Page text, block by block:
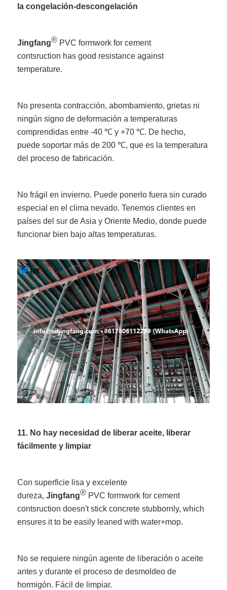
la congelación-descongelación
Jingfang® PVC formwork for cement
contsruction has good resistance against
temperature.
No presenta contracción, abombamiento, grietas ni
ningún signo de deformación a temperaturas
comprendidas entre -40 ℃ y +70 ℃. De hecho,
puede soportar más de 200 ℃, que es la temperatura
del proceso de fabricación.
No frágil en invierno. Puede ponerlo fuera sin curado
especial en el clima nevado. Tenemos clientes en
países del sur de Asia y Oriente Medio, donde puede
funcionar bien bajo altas temperaturas.
11. No hay necesidad de liberar aceite, liberar
fácilmente y limpiar
Con superficie lisa y excelente
dureza,Jingfang® PVC formwork for cement
contsruction doesn't stick concrete stubbornly, which
ensures it to be easily leaned with water+mop.
No se requiere ningún agente de liberación o aceite
antes y durante el proceso de desmoldeo de
hormigón. Fácil de limpiar.